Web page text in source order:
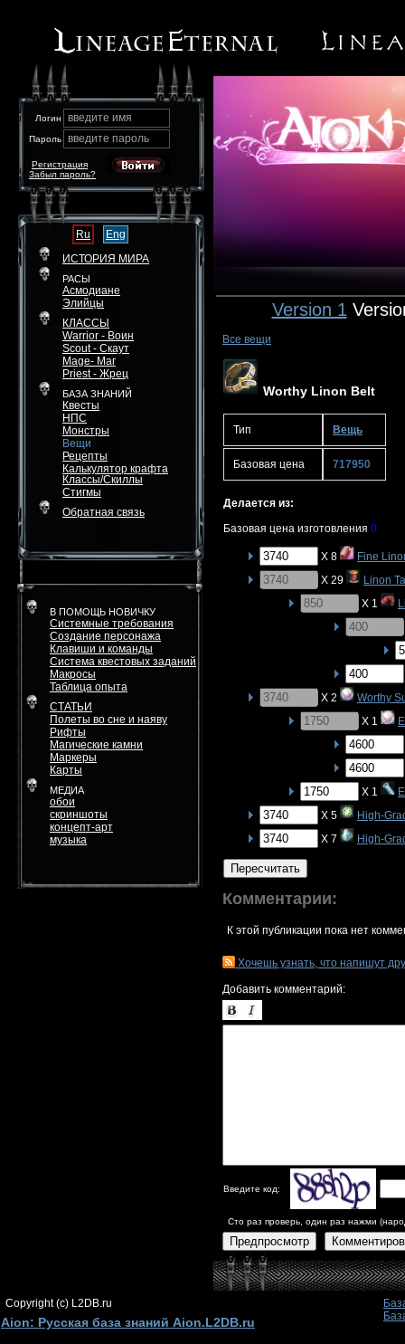
Логин введите имя
Пароль введите пароль
Забыл пароль?
Регистрация
Ru
Eng
ИСТОРИЯ МИРА
РАСЫ
Асмодиане
Элийцы
КЛАССЫ
Warrior - Воин
Scout - Скаут
Mage- Маг
Priest - Жрец
БАЗА ЗНАНИЙ
Квесты
НПС
Монстры
Вещи
Рецепты
Калькулятор крафта
Классы/Скиллы
Стигмы
Обратная связь
В ПОМОЩЬ НОВИЧКУ
Системные требования
Создание персонажа
Клавиши и команды
Система квестовых заданий
Макросы
Таблица опыта
СТАТЬИ
Полеты во сне и наяву
Рифты
Магические камни
Маркеры
Карты
МЕДИА
обои
скриншоты
концепт-арт
музыка
Version 1
Все вещи
Worthy Linon Belt
Тип Вещь
Базовая цена 717950
Делается из:
Базовая цена изготовления 0
X 8
Fine
X 29
Linon
X 1
X 2
Worthy
X 1
X 1
X 5
High-
X 7
High-
Пересчитать
Комментарии:
К этой публикации пока нет
Хочешь узнать, что напишут
Добавить комментарий:
Введите код:
Сто раз проверь, один раз нажми
Предпросмотр
Copyright (c) L2DB.ru
Aion: Русская база знаний Aion.L2DB.ru